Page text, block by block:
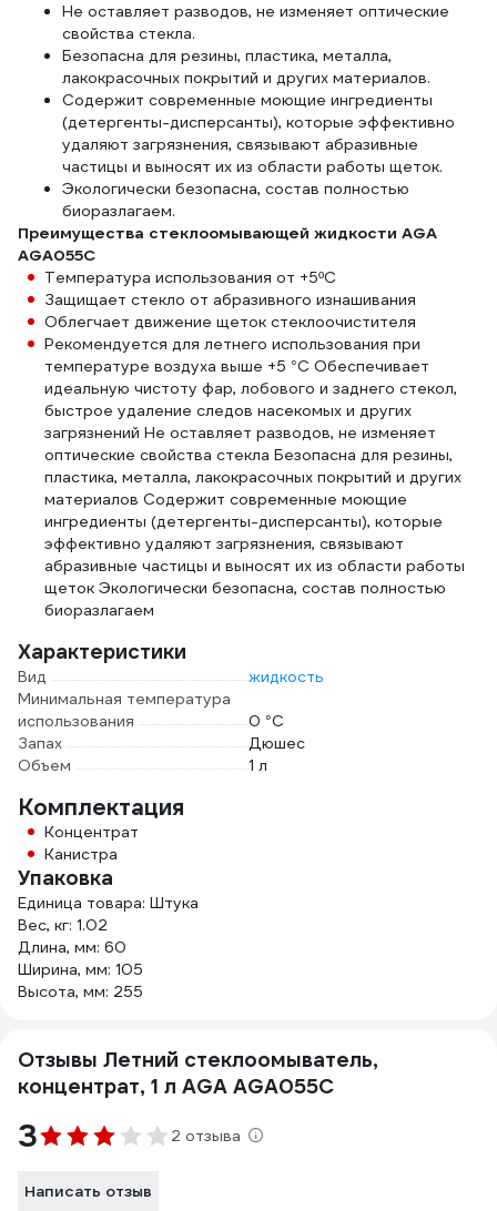
Не оставляет разводов, не изменяет оптические
свойства стекла.
Безопасна для резины, пластика, металла,
лакокрасочных покрытий и других материалов.
Содержит современные моющие ингредиенты
(детергенты-дисперсанты), которые эффективно
удаляют загрязнения, связывают абразивные
частицы и выносят их из области работы щеток.
Экологически безопасна, состав полностью
биоразлагаем.
Преимущества стеклоомывающей жидкости AGA
AGA055C
Температура использования от +5ºС
Защищает стекло от абразивного изнашивания
Облегчает движение щеток стеклоочистителя
Рекомендуется для летнего использования при
температуре воздуха выше +5 °С Обеспечивает
идеальную чистоту фар, лобового и заднего стекол,
быстрое удаление следов насекомых и других
загрязнений Не оставляет разводов, не изменяет
оптические свойства стекла Безопасна для резины,
пластика, металла, лакокрасочных покрытий и других
материалов Содержит современные моющие
ингредиенты (детергенты-дисперсанты), которые
эффективно удаляют загрязнения, связывают
абразивные частицы и выносят их из области работы
щеток Экологически безопасна, состав полностью
биоразлагаем
Характеристики
Вид
жидкость
Минимальная температура
использования
0 °С
Запах
Дюшес
Объем
1 л
Комплектация
Концентрат
Канистра
Упаковка
Единица товара: Штука
Вес, кг: 1.02
Длина, мм: 60
Ширина, мм: 105
Высота, мм: 255
Отзывы Летний стеклоомыватель,
концентрат, 1 л AGA AGA055C
3 2 отзыва
Написать отзыв